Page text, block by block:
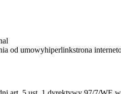
od umowyhiperlinkstrona